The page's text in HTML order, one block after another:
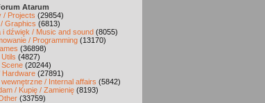
Atarum
/ Projects (29854)
Graphics (6813)
i dźwięk / Music and sound (8055)
/ Programming (13170)
(36898)
(4827)
(20244)
Hardware (27891)
/ Internal affairs (5842)
/ Kupię / Zamienię (8193)
(33759)